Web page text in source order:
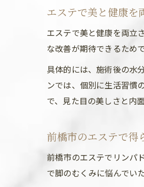
エステで美と健康を
エステで美と健康を両立
な改善が期待できるため
具体的には、施術後の水
ンでは、個別に生活習慣
で、見た目の美しさと内
前橋市のエステで得
前橋市のエステでリンパ
で脚のむくみに悩んでい